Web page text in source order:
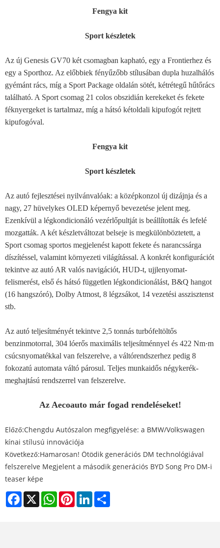
Fengya kit
Sport készletek
Az új Genesis GV70 két csomagban kapható, egy a Frontierhez és
egy a Sporthoz. Az előbbiek fényűzőbb stílusában dupla huzalhálós
gyémánt rács, míg a Sport Package oldalán sötét, kétrétegű hűtőrács
található. A Sport csomag 21 colos obszidián kerekeket és fekete
féknyergeket is tartalmaz, míg a hátsó kétoldali kipufogót rejtett
kipufogóval.
Fengya kit
Sport készletek
Az autó fejlesztései nyilvánvalóak: a középkonzol új dizájnja és a
nagy, 27 hüvelykes OLED képernyő bevezetése jelent meg.
Ezenkívül a légkondicionáló vezérlőpultját is beállították és lefelé
mozgatták. A két készletváltozat belseje is megkülönböztetett, a
Sport csomag sportos megjelenést kapott fekete és narancssárga
díszítéssel, valamint környezeti világítással. A konkrét konfigurációt
tekintve az autó AR valós navigációt, HUD-t, ujjlenyomat-
felismerést, első és hátsó független légkondicionálást, B&Q hangot
(16 hangszóró), Dolby Atmost, 8 légzsákot, 14 vezetési asszisztenst
stb.
Az autó teljesítményét tekintve 2,5 tonnás turbófeltöltős
benzinmotorral, 304 lóerős maximális teljesítménnyel és 422 Nm·m
csúcsnyomatékkal van felszerelve, a váltórendszerhez pedig 8
fokozatú automata váltó párosul. Teljes munkaidős négykerék-
meghajtású rendszerrel van felszerelve.
Az Aecoauto már fogad rendeléseket!
Előző:Chengdu Autószalon megfigyelése: a BMW/Volkswagen
kínai stílusú innovációja
Következő:Hamarosan! Ötödik generációs DM technológiával
felszerelve Megjelent a második generációs BYD Song Pro DM-i
teaser képe
Facebook
X WhatsAppPinterestLinkedIn